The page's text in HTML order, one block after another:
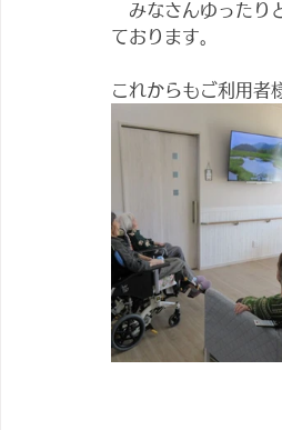
みなさんゆったり
ております。
これからもご利用者